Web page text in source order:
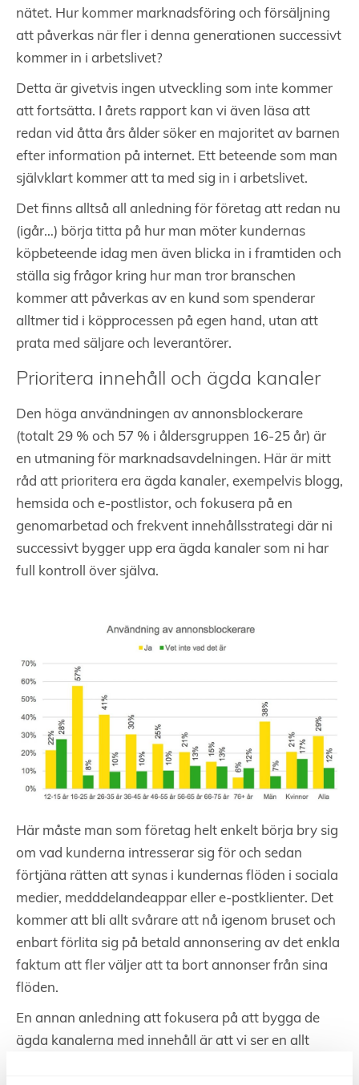
nätet. Hur kommer marknadsföring och försäljning
att påverkas när fler i denna generationen successivt
kommer in i arbetslivet?
Detta är givetvis ingen utveckling som inte kommer
att fortsätta. I årets rapport kan vi även läsa att
redan vid åtta års ålder söker en majoritet av barnen
efter information på internet. Ett beteende som man
självklart kommer att ta med sig in i arbetslivet.
Det finns alltså all anledning för företag att redan nu
(igår…) börja titta på hur man möter kundernas
köpbeteende idag men även blicka in i framtiden och
ställa sig frågor kring hur man tror branschen
kommer att påverkas av en kund som spenderar
alltmer tid i köpprocessen på egen hand, utan att
prata med säljare och leverantörer.
Prioritera innehåll och ägda kanaler
Den höga användningen av annonsblockerare
(totalt 29 % och 57 % i åldersgruppen 16-25 år) är
en utmaning för marknadsavdelningen. Här är mitt
råd att prioritera era ägda kanaler, exempelvis blogg,
hemsida och e-postlistor, och fokusera på en
genomarbetad och frekvent innehållsstrategi där ni
successivt bygger upp era ägda kanaler som ni har
full kontroll över själva.
Här måste man som företag helt enkelt börja bry sig
om vad kunderna intresserar sig för och sedan
förtjäna rätten att synas i kundernas flöden i sociala
medier, medddelandeappar eller e-postklienter. Det
kommer att bli allt svårare att nå igenom bruset och
enbart förlita sig på betald annonsering av det enkla
faktum att fler väljer att ta bort annonser från sina
flöden.
En annan anledning att fokusera på att bygga de
ägda kanalerna med innehåll är att vi ser en allt